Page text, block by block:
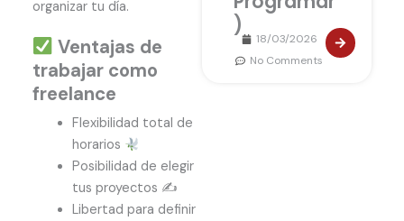
organizar tu día.
Ventajas de
trabajar como
freelance
Flexibilidad total de
horarios
Posibilidad de elegir
tus proyectos ✍️
Libertad para definir
)
18/03/2026
No Comments